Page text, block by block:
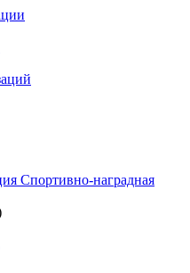
Спортивно-наградная